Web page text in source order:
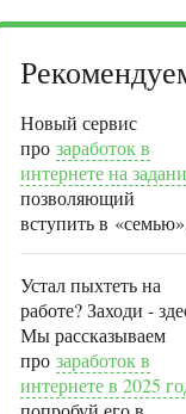
Новый сервис
про заработок в
интернете на
позволяющий
вступить в
Устал пыхтеть на
работе? Заходи -
Мы рассказываем
про заработок в
интернете в 2025